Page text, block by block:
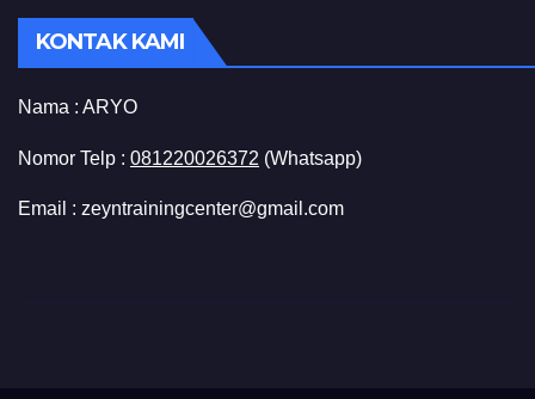
KONTAK KAMI
Nama : ARYO
Nomor Telp : 081220026372 (Whatsapp)
Email : zeyntrainingcenter@gmail.com